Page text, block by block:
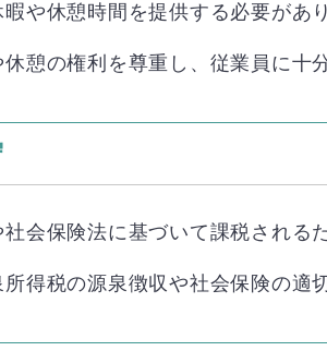
や休憩時間を提供する必要があ
憩の権利を尊重し、従業員に十
会保険法に基づいて課税される
得税の源泉徴収や社会保険の適